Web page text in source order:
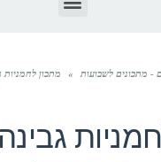
- מתכונים לשבועות »
מתכון לחמניות